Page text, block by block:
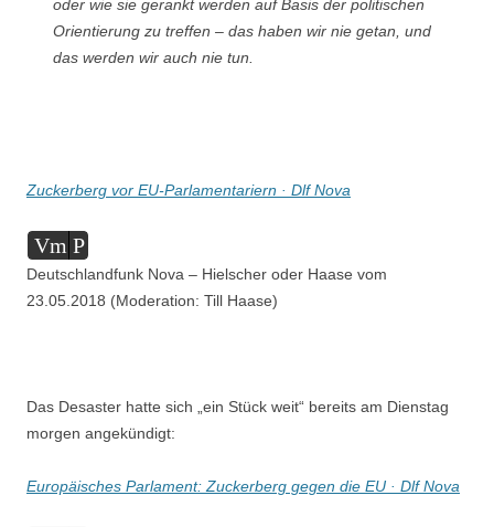
oder wie sie gerankt werden auf Basis der politischen
Orientierung zu treffen – das haben wir nie getan, und
das werden wir auch nie tun.
Zuckerberg vor EU-Parlamentariern · Dlf Nova
Audio-
Player
Vm P
Deutschlandfunk Nova – Hielscher oder Haase vom
23.05.2018 (Moderation: Till Haase)
Das Desaster hatte sich „ein Stück weit“ bereits am Dienstag
morgen angekündigt:
Europäisches Parlament: Zuckerberg gegen die EU · Dlf Nova